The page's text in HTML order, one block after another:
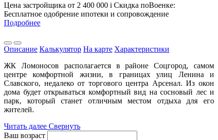
Цена застройщика от 2 400 000 i Скидка поВоенке:
Бесплатное одобрение ипотеки и сопровождение
Подробнее
Описание Калькулятор На карте Характеристики
ЖК Ломоносов располагается в районе Соцгород, самом
центре комфортной жизни, в границах улиц Ленина и
Славского, недалеко от торгового центра Арсенал. Из окон
дома будет открываться комфортный вид на сосновый лес и
парк, который станет отличным местом отдыха для его
жителей.
Читать далее Свернуть
Ваш возраст